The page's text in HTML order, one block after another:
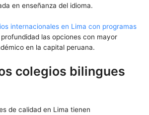
en enseñanza del idioma.
internacionales en Lima con programas
las opciones con mayor
en la capital peruana.
colegios bilingues
de calidad en Lima tienen